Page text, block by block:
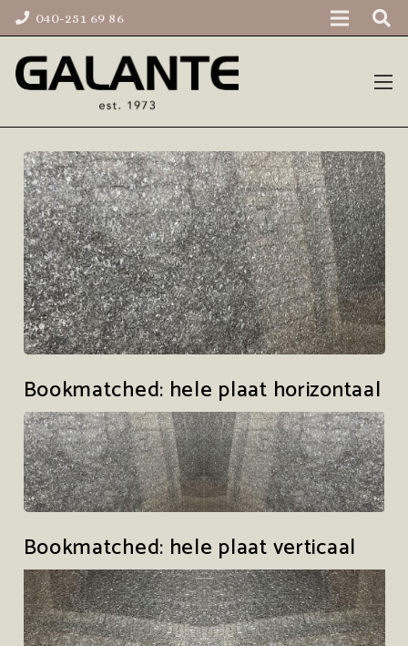
040-251 69 86
Bookmatched: hele plaat horizontaal
Bookmatched: hele plaat verticaal